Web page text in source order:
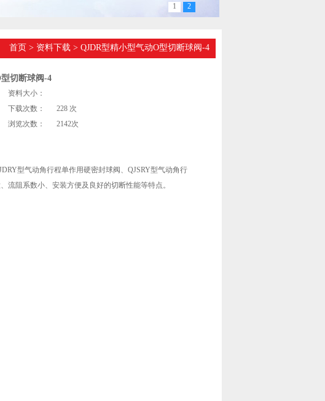
1 2
首页 > 资料下载> QJDR型精小型气动O型切断球阀-4
切断球阀-4
资料大小：
下载次数：
228 次
浏览次数：
2142次
型气动角行程单作用硬密封球阀、QJSRY型气动角行
流阻系数小、安装方便及良好的切断性能等特点。